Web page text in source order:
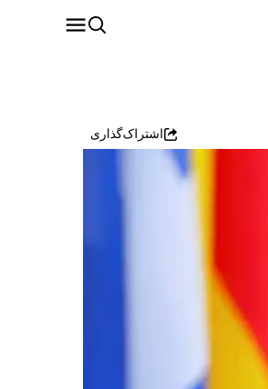
اشتراک‌گذاری